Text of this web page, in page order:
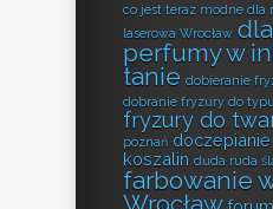
co jest teraz modne dla
laserowa Wrocław
perfumy w
tanie dobieranie
dobranie fryzury do
fryzury do
poznań
koszalin duda ruda
farbowanie